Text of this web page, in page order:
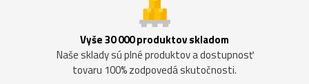
Vyše 30 000 produktov skladom
Naše sklady sú plné produktov a dostupnosť
tovaru 100% zodpovedá skutočnosti.